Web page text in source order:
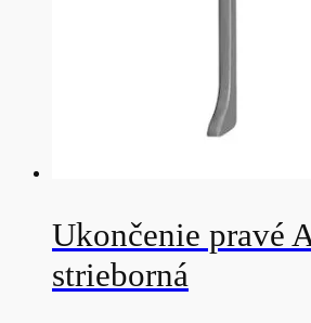
Ukončenie pravé
strieborná